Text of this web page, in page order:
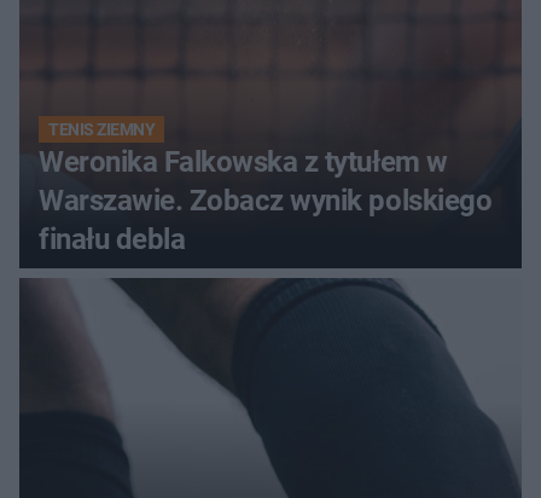
TENIS ZIEMNY
Weronika Falkowska z tytułem w
Warszawie. Zobacz wynik polskiego
finału debla